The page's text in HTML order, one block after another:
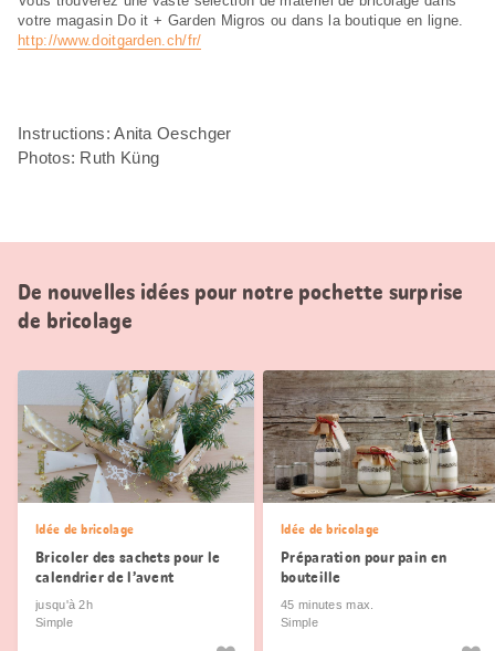
votre magasin Do it + Garden Migros ou dans la boutique en ligne.
http://www.doitgarden.ch/fr/
Instructions: Anita Oeschger
Photos: Ruth Küng
De nouvelles idées pour notre pochette surprise
de bricolage
Idée de bricolage
Bricoler des sachets pour le
calendrier de l’avent
jusqu'à 2h
Simple
Idée de bricolage
Préparation pour pain en
bouteille
45 minutes max.
Simple